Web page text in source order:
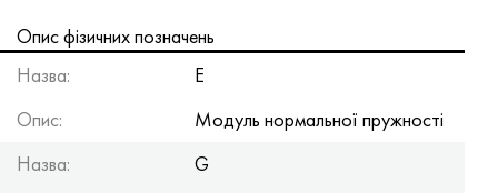
Опис фізичних позначень
Назва:
Е
Опис:
Модуль нормальної пружності
Назва:
G